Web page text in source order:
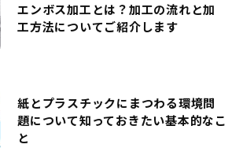
エンボス加工とは？加工の流れと加
工方法についてご紹介します
紙とプラスチックにまつわる環境問
題について知っておきたい基本的なこ
と